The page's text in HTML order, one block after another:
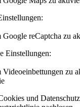
reCaptcha zu
Einstellungen:
zu
und